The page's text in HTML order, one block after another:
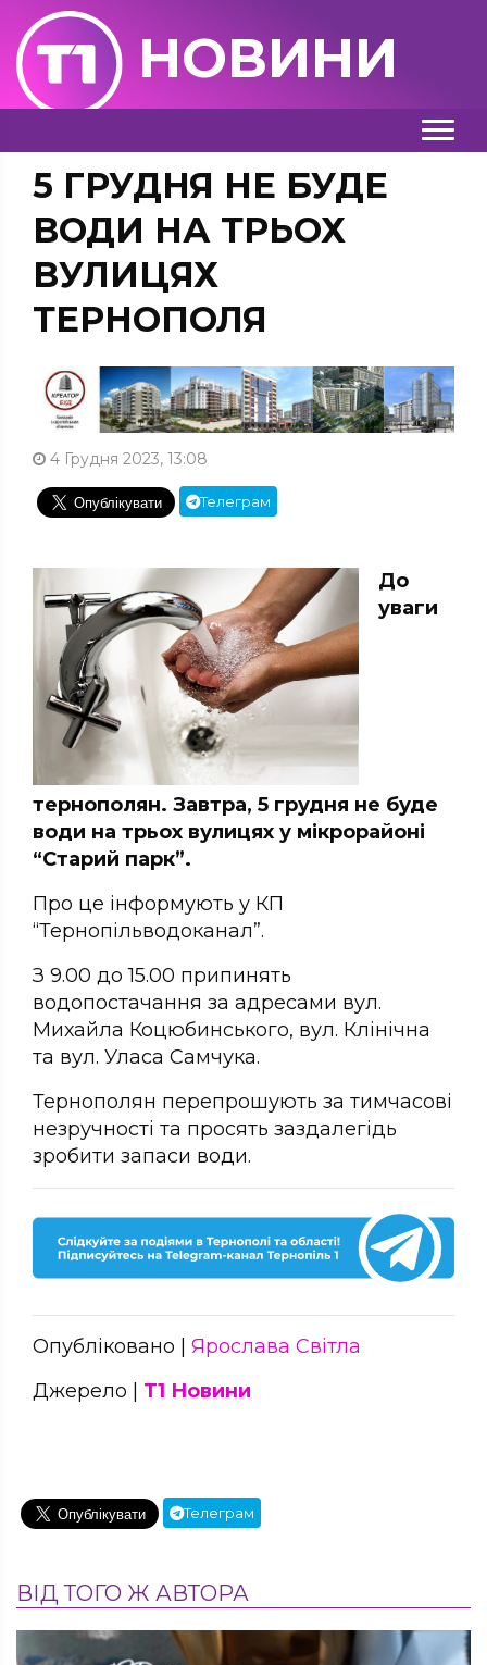
НОВИНИ
5 ГРУДНЯ НЕ БУДЕ
ВОДИ НА ТРЬОХ
ВУЛИЦЯХ
ТЕРНОПОЛЯ
4 Грудня 2023, 13:08
Телеграм
До
уваги
тернополян. Завтра, 5 грудня не буде
води на трьох вулицях у мікрорайоні
“Старий парк”.
Про це інформують у КП
“Тернопільводоканал”.
З 9.00 до 15.00 припинять
водопостачання за адресами вул.
Михайла Коцюбинського, вул. Клінічна
та вул. Уласа Самчука.
Тернополян перепрошують за тимчасові
незручності та просять заздалегідь
зробити запаси води.
Опубліковано | Ярослава Світла
Джерело | Т1 Новини
Телеграм
ВІД ТОГО Ж АВТОРА